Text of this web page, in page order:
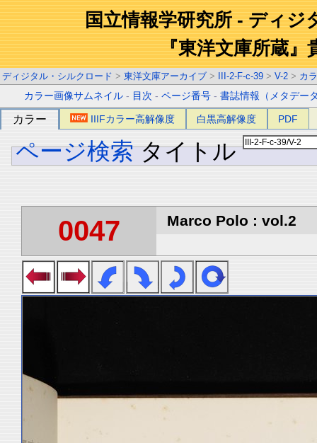
国立情報学研究所 - ディジ
『東洋文庫所蔵』
ディジタル・シルクロード > 東洋文庫アーカイブ > III-2-F-c-39 > V-2 > カ
カラー画像サムネイル - 目次 -ページ番号 -書誌情報（メタデー
カラー IIIFカラー高解像度 白黒高解像度 PDF
ページ検索 タイトル
0047 Marco Polo : vol.2